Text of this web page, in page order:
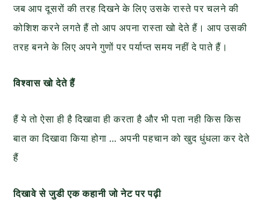
जब आप दूसरों की तरह दिखने के लिए उसके रास्ते पर चलने की
कोशिश करने लगते हैं तो आप अपना रास्ता खो देते हैं। आप उसकी
तरह बनने के लिए अपने गुणों पर पर्याप्त समय नहीं दे पाते हैं।
विश्वास खो देते हैं
हैं ये तो ऐसा ही है दिखावा ही करता है और भी पता नही किस किस
बात का दिखावा किया होगा … अपनी पहचान को खुद धुंधला कर देते
हैं
दिखावे से जुडी एक कहानी जो नेट पर पढ़ी